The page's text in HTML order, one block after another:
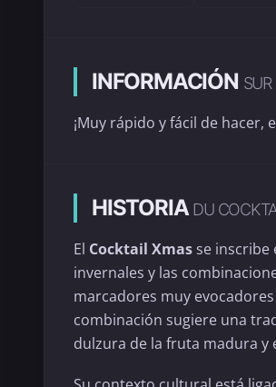
INFORMACIÓN
¡Muy rápido y fácil de hacer,
HISTORIA DU
El Cocktail Xmas se inscribe
invernales y las
marcadores muy
combinación sugiere una
dulzura de la fruta madura y